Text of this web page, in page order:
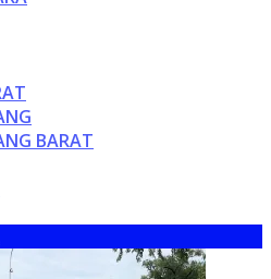
BARAT